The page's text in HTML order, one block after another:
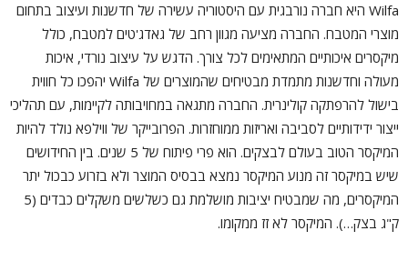
Wilfa היא חברה נורבגית עם היסטוריה עשירה של חדשנות ועיצוב בתחום
מוצרי המטבח. החברה מציעה מגוון רחב של גאדג'טים למטבח, כולל
מיקסרים איכותיים המתאימים לכל צורך. הדגש על עיצוב נורדי, איכות
מעולה וחדשנות מתמדת מבטיחים שהמוצרים של Wilfa יהפכו כל חווית
בישול להרפתקה קולינרית. החברה מתגאה במחויבותה לקיימות, עם תהליכי
ייצור ידידותיים לסביבה ואריזות ממוחזרות. הפרובייקר של ווילפא נולד להיות
המיקסר הטוב בעולם לבצקים. הוא פרי פיתוח של 5 שנים. בין החידושים
שיש במיקסר זה מנוע המיקסר נמצא בבסיס המוצר ולא בזרוע כבכול יתר
המיקסרים, מה שמבטיח יציבות מושלמת גם כשלשים משקלים כבדים (5
ק"ג בצק…). המיקסר לא זז ממקומו.